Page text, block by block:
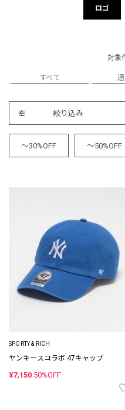
ロゴ
対象
すべて
絞り込み
～30%OFF ～50%OFF
SPORTY & RICH
ヤンキースコラボ 47キャップ
¥7,150 50%OFF